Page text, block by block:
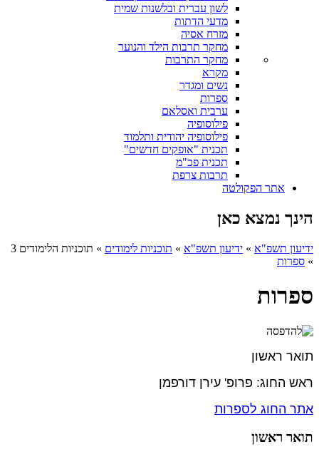
לשון עברית ובלשנות שמית
מדעי הדתות
מזרח אסיה
מחקר תרבות הילד והנוער
מחקר התרבות
מקרא
נשים ומגדר
ספרות
ערבית ואסלאם
פילוסופיה
פילוסופיה יהודית ותלמוד
תכנית "אופקים חדשים"
תכנית פכ"מ
תרבות צרפת
אתר הפקולטה
הינך נמצא כאן
ידיעון תשפ"א » ידיעון תשפ"א » תוכניות לימודים » תוכניות הלימודים 3
» ספרות
ספרות
תואר ראשון
ראש החוג: פרופ' עירן דורפמן
אתר החוג לספרות
תואר ראשון